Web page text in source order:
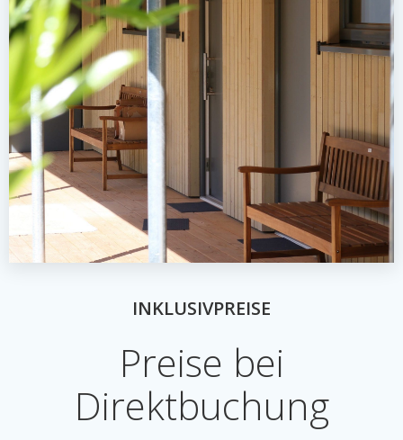
INKLUSIVPREISE
Preise bei
Direktbuchung